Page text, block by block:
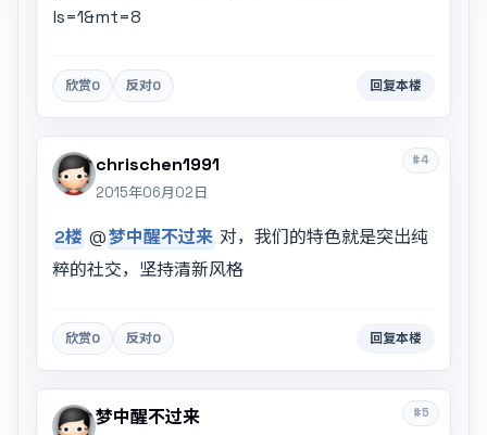
ls=1&mt=8
欣赏0 反对0 回复本楼
#4
chrischen1991
2015年06月02日
2楼 @梦中醒不过来 对，我们的特色就是突出纯
粹的社交，坚持清新风格
欣赏0 反对0 回复本楼
#5
梦中醒不过来